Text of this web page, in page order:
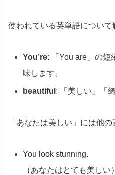
使われている英単語について
You’re: 「You are」の短
味します。
beautiful : 「美しい」「
「あなたは美しい」には他の
You look stunning.
（あなたはとても美しい）